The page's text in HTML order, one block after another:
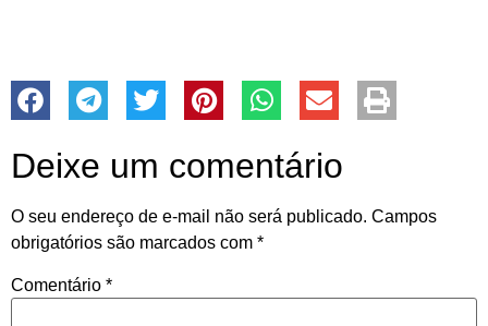
Deixe um comentário
O seu endereço de e-mail não será publicado. Campos
obrigatórios são marcados com *
Comentário *